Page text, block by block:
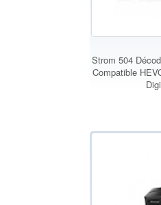
Strom 504
Compatible